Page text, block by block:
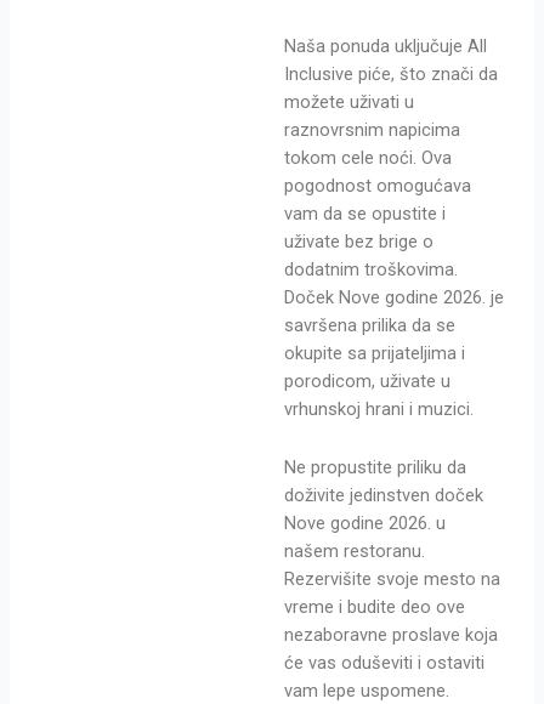
Naša ponuda uključuje All
Inclusive piće, što znači da
možete uživati u
raznovrsnim napicima
tokom cele noći. Ova
pogodnost omogućava
vam da se opustite i
uživate bez brige o
dodatnim troškovima.
Doček Nove godine 2026. je
savršena prilika da se
okupite sa prijateljima i
porodicom, uživate u
vrhunskoj hrani i muzici.
Ne propustite priliku da
doživite jedinstven doček
Nove godine 2026. u
našem restoranu.
Rezervišite svoje mesto na
vreme i budite deo ove
nezaboravne proslave koja
će vas oduševiti i ostaviti
vam lepe uspomene.